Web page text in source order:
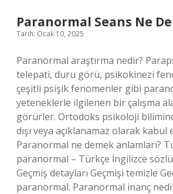
Paranormal Seans Ne
Tarih: Ocak 10, 2025
Paranormal araştırma nedir?
telepati, duru görü, psikokinezi
çeşitli psişik fenomenler gibi
yeteneklerle ilgilenen bir çalışma
görürler. Ortodoks psikoloji
dışı veya açıklanamaz olarak kabul
Paranormal ne demek anlamları?
paranormal – Türkçe İngilizce
Geçmiş detayları Geçmişi temizle
paranormal. Paranormal inanç